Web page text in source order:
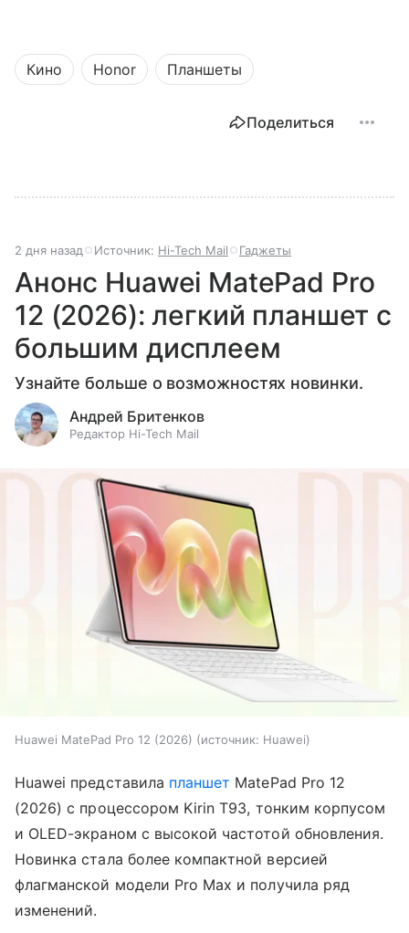
Кино Honor Планшеты
Поделиться
2 дня назад Источник: Hi-Tech Mail Гаджеты
Анонс Huawei MatePad Pro
12 (2026): легкий планшет с
большим дисплеем
Узнайте больше о возможностях новинки.
Андрей Бритенков
Редактор Hi-Tech Mail
Huawei MatePad Pro 12 (2026) источник: Huawei
Huawei представила планшет MatePad Pro 12
(2026) с процессором Kirin T93, тонким корпусом
и OLED-экраном с высокой частотой обновления.
Новинка стала более компактной версией
флагманской модели Pro Max и получила ряд
изменений.